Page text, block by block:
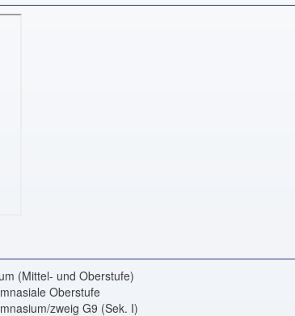
(Mittel- und Oberstufe)
Oberstufe
zweig G9 (Sek. I)